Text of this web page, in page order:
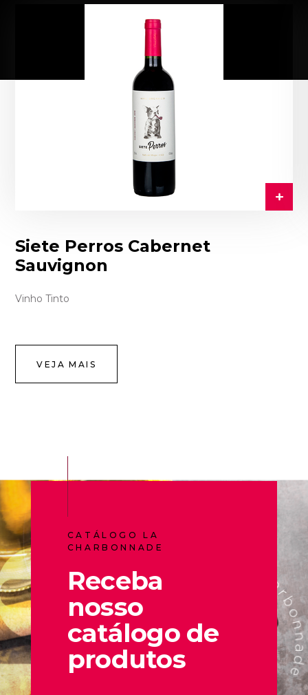
Siete Perros Cabernet
Sauvignon
Vinho Tinto
VEJA MAIS
CATÁLOGO LA
CHARBONNADE
Receba
nosso
catálogo de
produtos